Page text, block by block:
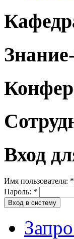
Вход
Имя пользователя: *
Пароль: *